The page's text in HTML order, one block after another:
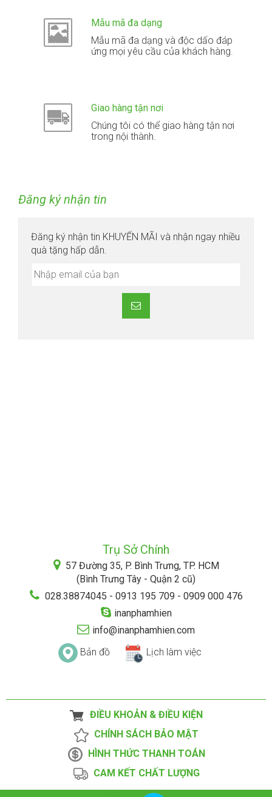
Mẫu mã đa dạng
Mẫu mã đa dạng và độc dấo đáp
ứng mọi yêu cầu của khách hàng.
Giao hàng tận nơi
Chúng tôi có thể giao hàng tận nơi
trong nội thành.
Đăng ký nhận tin
Đăng ký nhận tin KHUYẾN MÃI và nhận ngay nhiều
quà tặng hấp dẫn.
Trụ Sở Chính
57 Đường 35, P. Bình Trưng, TP. HCM
(Bình Trưng Tây - Quận 2 cũ)
028.38874045 - 0913 195 709 - 0909 000 476
inanphamhien
info@inanphamhien.com
Bản đồ
Lịch làm việc
ĐIỀU KHOẢN & ĐIỀU KIỆN
CHÍNH SÁCH BẢO MẬT
HÌNH THỨC THANH TOÁN
CAM KẾT CHẤT LƯỢNG